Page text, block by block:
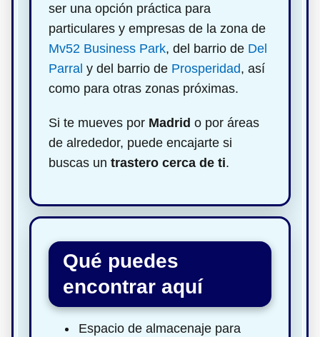
ser una opción práctica para
particulares y empresas de la zona de
Mv52 Business Park, del barrio de Del
Parral y del barrio de Prosperidad, así
como para otras zonas próximas.
Si te mueves por Madrid o por áreas
de alrededor, puede encajarte si
buscas un trastero cerca de ti.
Qué puedes
encontrar aquí
Espacio de almacenaje para